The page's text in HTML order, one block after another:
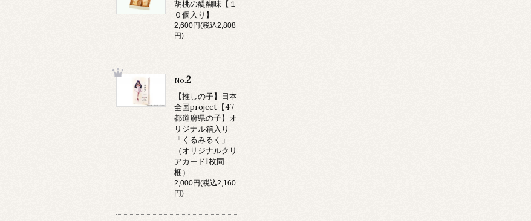
胡桃の醍醐味【１
０個入り】
2,600円(税込2,808
円)
No.2
【推しの子】日本
全国project【47
都道府県の子】オ
リジナル箱入り
「くるみるく」
（オリジナルクリ
アカード1枚同
梱）
2,000円(税込2,160
円)